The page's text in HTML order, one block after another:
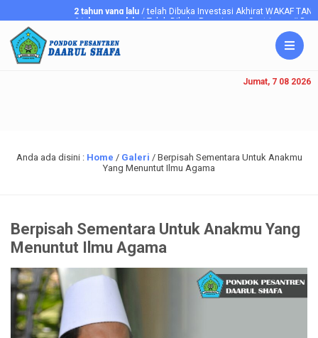
2 tahun yang lalu / telah Dibuka Investasi Akhirat WAKAF TANAH
6 tahun yang lalu/ Telah Dibuka Penerimaan Santriawan/i Baru
Jumat, 7 08 2026
Anda ada disini : Home / Galeri / Berpisah Sementara Untuk Anakmu
Yang Menuntut Ilmu Agama
Berpisah Sementara Untuk Anakmu Yang
Menuntut Ilmu Agama